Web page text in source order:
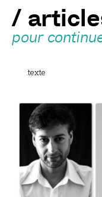
/
pour
.texte